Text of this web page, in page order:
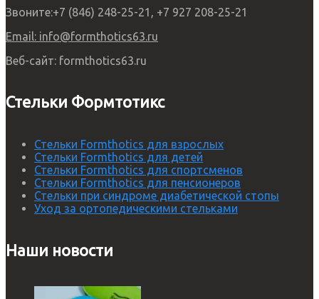
Звоните:+7 (846) 248-25-21, +7 927 208-25-21
Email: info@formthotics63.ru
Веб-сайт: formthotics63.ru
Стельки Формтотикс
Стельки Formthotics для взрослых
Стельки Formthotics для детей
Стельки Formthotics для спортсменов
Стельки Formthotics для пенсионеров
Стельки при синдроме диабетической стопы
Уход за ортопедическими стельками
Наши новости